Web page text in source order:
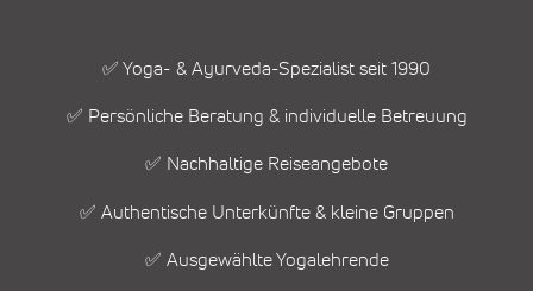
✅ Yoga- & Ayurveda-Spezialist seit 1990
✅ Persönliche Beratung & individuelle Betreuung
✅ Nachhaltige Reiseangebote
✅ Authentische Unterkünfte & kleine Gruppen
✅ Ausgewählte Yogalehrende